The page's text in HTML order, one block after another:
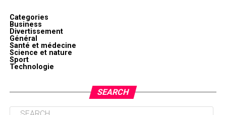
Categories
Business
Divertissement
Général
Santé et médecine
Science et nature
Sport
Technologie
SEARCH